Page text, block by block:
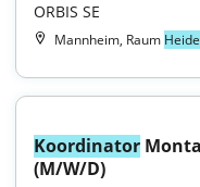
ORBIS SE
Mannheim, Raum
Koordinator
(M/W/D)